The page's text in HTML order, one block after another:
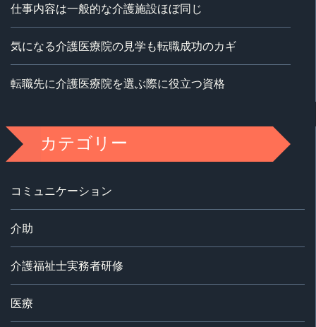
仕事内容は一般的な介護施設ほぼ同じ
気になる介護医療院の見学も転職成功のカギ
転職先に介護医療院を選ぶ際に役立つ資格
カテゴリー
コミュニケーション
介助
介護福祉士実務者研修
医療